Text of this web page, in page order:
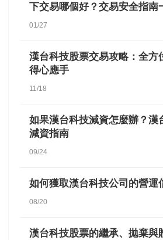
下交易哪個好？交易安全指南
01/27
漢台科技股票交易攻略：全方
得心應手
11/18
如果漢台科技減資怎麼辦？漢
減資指南
09/24
如何獲取漢台科技公司的營運
08/20
漢台科技股票的繼承、拋棄與